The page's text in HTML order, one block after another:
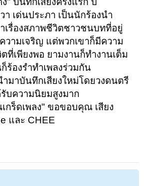
เด่นประภา เป็นนักร้องนำ
าเรื่องสภาพชีวิตชาวชนบทที่อยู่
วามเจริญ แต่พวกเขาก็มีความ
ที่เพียงพอ ยามงานก็ทำงานเต็ม
ร้องรำทำเพลงร่วมกัน
ำมาบันทึกเสียงใหม่โดยวงดนตรี
บความนิยมสูงมาก
เกร็ดเพลง" ขอขอบคุณ เสียง
และ CHEE